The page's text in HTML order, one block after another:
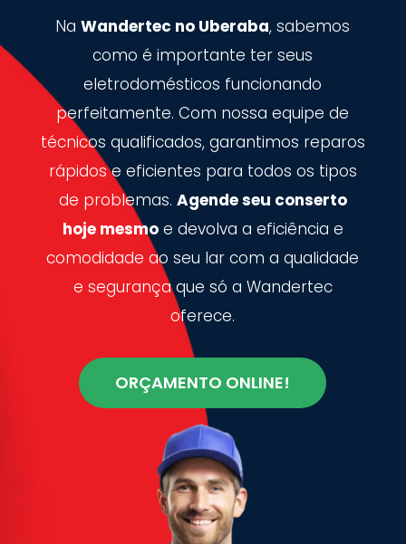
NaWandertec no Uberaba, sabemos
como é importante ter seus
eletrodomésticos funcionando
perfeitamente. Com nossa equipe de
técnicos qualificados, garantimos reparos
rápidos e eficientes para todos os tipos
de problemas. Agende seu conserto
hoje mesmoe devolva a eficiência e
comodidade ao seu lar com a qualidade
e segurança que só a Wandertec
oferece.
ORÇAMENTO ONLINE!